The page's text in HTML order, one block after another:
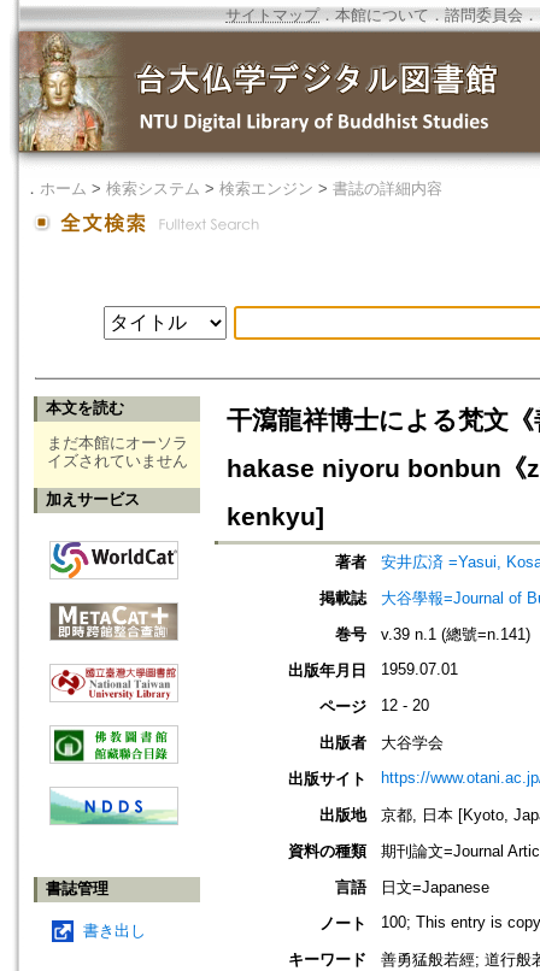
サイトマップ．本館について ． 諮問委員会 ．
． ホーム > 検索システム > 検索エンジン > 書誌の詳細内容
本文を読む
まだ本館にオーソラ
イズされていません
加えサービス
書誌管理
書き出し
干瀉龍祥博士による梵文
hakase niyoru bonbun
kenkyu]
著者
安井広済 =Yasui,
掲載誌
大谷學報=Journal of
巻号
v.39 n.1 (總號=n.141)
出版年月日
1959.07.01
ページ 12 - 20
出版者
大谷学会
出版サイト
https://
出版地
京都, 日本 [Kyoto,
資料の種類
期刊論文=Journal
言語
日文=Japanese
ノート
100; This entry is
キーワード
善勇猛般若經; 道行般